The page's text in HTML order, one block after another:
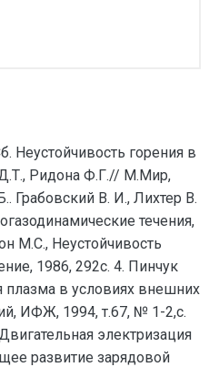
Неустойчивость горения в
Ридона Ф.Г.// М.Мир,
Грабовский В. И., Лихтер В.
течения,
М.С., Неустойчивость
1986, 292с. 4. Пинчук
плазма в условиях внешних
ИФЖ, 1994, т.67, № 1-2,с.
электризация
развитие зарядовой